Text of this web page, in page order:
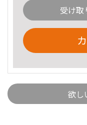
受け取
欲し